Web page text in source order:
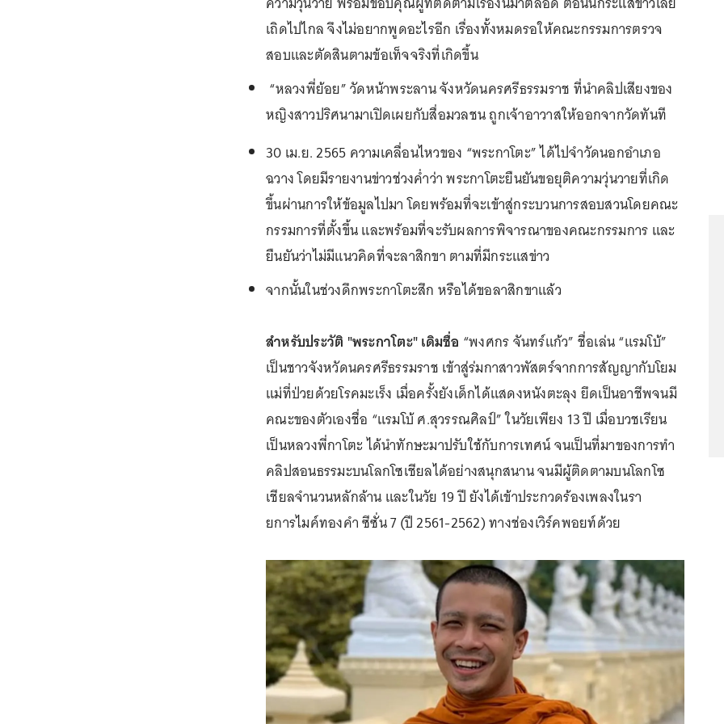
เถิดไปไกล จึงไม่อยากพูดอะไรอีก เรื่องทั้งหมดรอให้คณะกรรมการตรวจ
สอบและตัดสินตามข้อเท็จจริงที่เกิดขึ้น
“หลวงพี่ย้อย” วัดหน้าพระลาน จังหวัดนครศรีธรรมราช ที่นำคลิปเสียงของ
หญิงสาวปริศนามาเปิดเผยกับสื่อมวลชน ถูกเจ้าอาวาสให้ออกจากวัดทันที
30 เม.ย. 2565 ความเคลื่อนไหวของ “พระกาโตะ” ได้ไปจำวัดนอกอำเภอ
ฉวาง โดยมีรายงานข่าวช่วงค่ำว่า พระกาโตะยืนยันขอยุติความวุ่นวายที่เกิด
ขึ้นผ่านการให้ข้อมูลไปมา โดยพร้อมที่จะเข้าสู่กระบวนการสอบสวนโดยคณะ
กรรมการที่ตั้งขึ้น และพร้อมที่จะรับผลการพิจารณาของคณะกรรมการ และ
ยืนยันว่าไม่มีแนวคิดที่จะลาสิกขา ตามที่มีกระแสข่าว
จากนั้นในช่วงดึกพระกาโตะสึก หรือได้ขอลาสิกขาแล้ว
สำหรับประวัติ "พระกาโตะ" เดิมชื่อ “พงศกร จันทร์แก้ว” ชื่อเล่น “แรมโบ้”
เป็นชาวจังหวัดนครศรีธรรมราช เข้าสู่ร่มกาสาวพัสตร์จากการสัญญากับโยม
แม่ที่ป่วยด้วยโรคมะเร็ง เมื่อครั้งยังเด็กได้แสดงหนังตะลุง ยึดเป็นอาชีพจนมี
คณะของตัวเองชื่อ “แรมโบ้ ศ.สุวรรณศิลป์” ในวัยเพียง 13 ปี เมื่อบวชเรียน
เป็นหลวงพี่กาโตะ ได้นำทักษะมาปรับใช้กับการเทศน์ จนเป็นที่มาของการทำ
คลิปสอนธรรมะบนโลกโซเชียลได้อย่างสนุกสนาน จนมีผู้ติดตามบนโลกโซ
เชียลจำนวนหลักล้าน และในวัย 19 ปี ยังได้เข้าประกวดร้องเพลงในรา
ยการไมค์ทองคำ ซีซั่น 7 (ปี 2561-2562) ทางช่องเวิร์คพอยท์ด้วย